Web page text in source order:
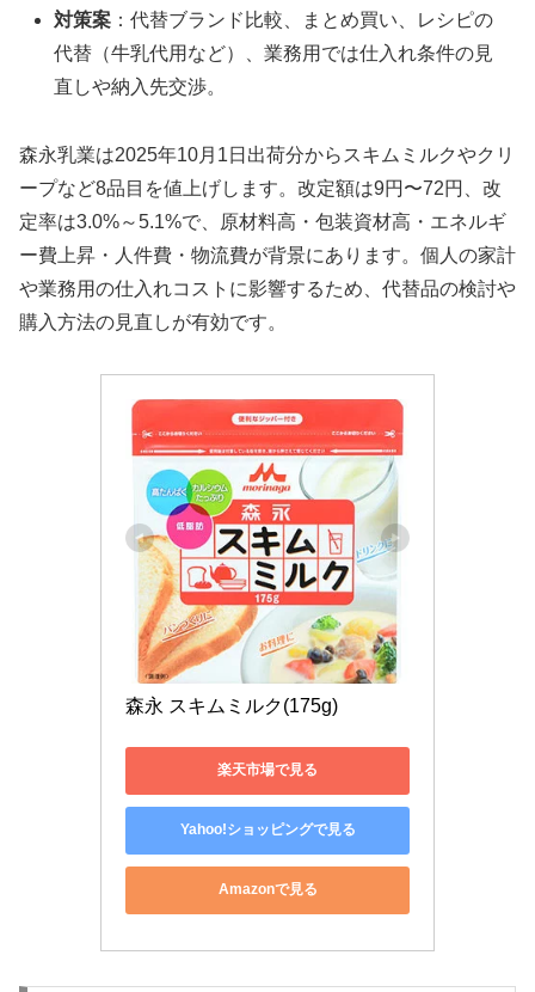
対策案 ：代替ブランド比較、まとめ買い、レシピの
代替（牛乳代用など）、業務用では仕入れ条件の見
直しや納入先交渉。
森永乳業は2025年10月1日出荷分からスキムミルクやクリ
ープなど8品目を値上げします。改定額は9円〜72円、改
定率は3.0%～5.1%で、原材料高・包装資材高・エネルギ
ー費上昇・人件費・物流費が背景にあります。個人の家計
や業務用の仕入れコストに影響するため、代替品の検討や
購入方法の見直しが有効です。
森永 スキムミルク(175g)
楽天市場で見る
Yahoo!ショッピングで見る
Amazonで見る